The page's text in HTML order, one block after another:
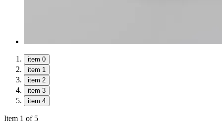
item 0
item 1
item 2
item 3
item 4
Item 1 of 5